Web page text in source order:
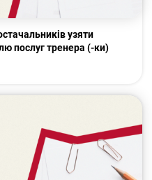
узяти
послуг тренера (-ки)